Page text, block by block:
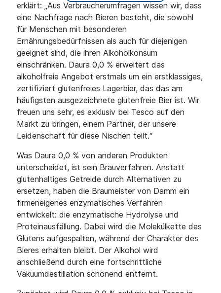
erklärt: „Aus Verbraucherumfragen wissen wir, dass
eine Nachfrage nach Bieren besteht, die sowohl
für Menschen mit besonderen
Ernährungsbedürfnissen als auch für diejenigen
geeignet sind, die ihren Alkoholkonsum
einschränken. Daura 0,0 % erweitert das
alkoholfreie Angebot erstmals um ein erstklassiges,
zertifiziert glutenfreies Lagerbier, das das am
häufigsten ausgezeichnete glutenfreie Bier ist. Wir
freuen uns sehr, es exklusiv bei Tesco auf den
Markt zu bringen, einem Partner, der unsere
Leidenschaft für diese Nischen teilt.“
Was Daura 0,0 % von anderen Produkten
unterscheidet, ist sein Brauverfahren. Anstatt
glutenhaltiges Getreide durch Alternativen zu
ersetzen, haben die Braumeister von Damm ein
firmeneigenes enzymatisches Verfahren
entwickelt: die enzymatische Hydrolyse und
Proteinausfällung. Dabei wird die Molekülkette des
Glutens aufgespalten, während der Charakter des
Bieres erhalten bleibt. Der Alkohol wird
anschließend durch eine fortschrittliche
Vakuumdestillation schonend entfernt.